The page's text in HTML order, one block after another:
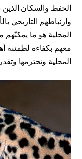
الحفظ والسكان
وارتباطهم التاريخي
المحلية هو ما
معهم بكفاءة لطمئنة
المحلية وتحترمها